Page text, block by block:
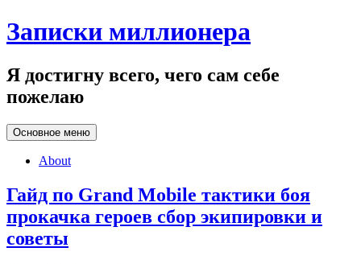
Перейти
к
Записки миллионера
Я достигну всего, чего сам себе
пожелаю
Основное меню
About
Гайд по Grand Mobile тактики боя
прокачка героев сбор экипировки и
советы